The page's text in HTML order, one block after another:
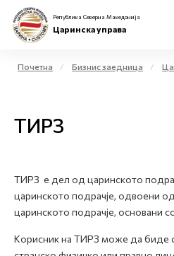
Бизнис заедница
Е-Царина
Медиа центар
Република Северна Македонија
Царинска управа
Почетна Бизнис заедница
ТИРЗ
ТИРЗ е дел од царинското
царинското подрачје, одвоени
царинското подрачје, основани
Корисник на ТИРЗ може да биде